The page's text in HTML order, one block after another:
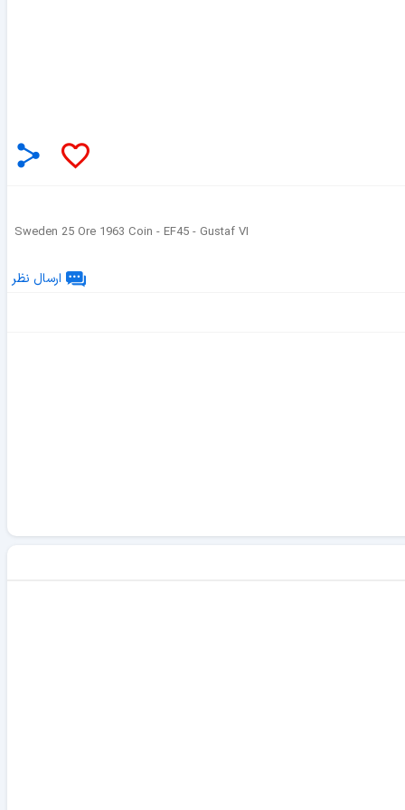
Sweden 25 Ore 1963 Coin - EF45 - Gustaf VI
ارسال نظر